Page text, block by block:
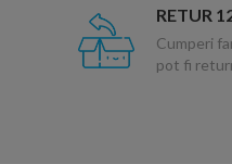
RETUR
Cumperi
pot fi